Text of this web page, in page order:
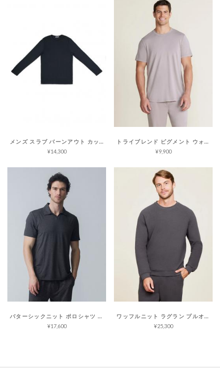
メンズ スラブ バーンアウト カットネック ロングスリーブティーシャツ マリブコレクション
¥14,300
トライブレンド ピグメント ウォッシュド ティーシャツ マリブコレクション
¥9,900
バターシックニット ポロシャツ マリブコレクション
¥17,600
ワッフルニット ラグラン プルオーバー マリブコレクション
¥25,300